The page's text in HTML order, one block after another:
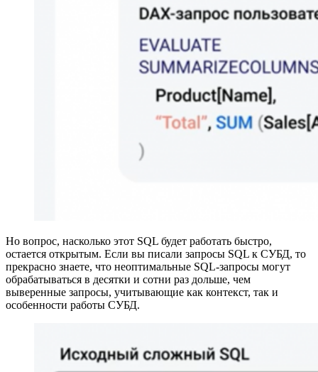
Но вопрос, насколько этот SQL будет работать быстро,
остается открытым. Если вы писали запросы SQL к СУБД, то
прекрасно знаете, что неоптимальные SQL-запросы могут
обрабатываться в десятки и сотни раз дольше, чем
выверенные запросы, учитывающие как контекст, так и
особенности работы СУБД.